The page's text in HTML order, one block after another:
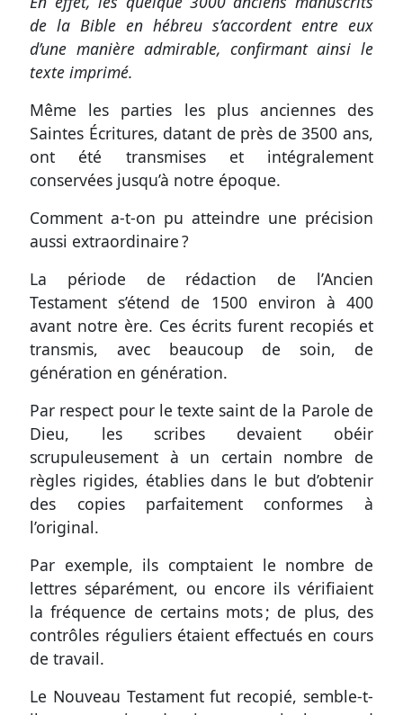
de la Bible en hébreu s’accordent entre eux
d’une manière admirable, confirmant ainsi le
texte imprimé.
Même les parties les plus anciennes des
Saintes Écritures, datant de près de 3500 ans,
ont été transmises et intégralement
conservées jusqu’à notre époque.
Comment a-t-on pu atteindre une précision
aussi extraordinaire ?
La période de rédaction de l’Ancien
Testament s’étend de 1500 environ à 400
avant notre ère. Ces écrits furent recopiés et
transmis, avec beaucoup de soin, de
génération en génération.
Par respect pour le texte saint de la Parole de
Dieu, les scribes devaient obéir
scrupuleusement à un certain nombre de
règles rigides, établies dans le but d’obtenir
des copies parfaitement conformes à
l’original.
Par exemple, ils comptaient le nombre de
lettres séparément, ou encore ils vérifiaient
la fréquence de certains mots ; de plus, des
contrôles réguliers étaient effectués en cours
de travail.
Le Nouveau Testament fut recopié, semble-t-